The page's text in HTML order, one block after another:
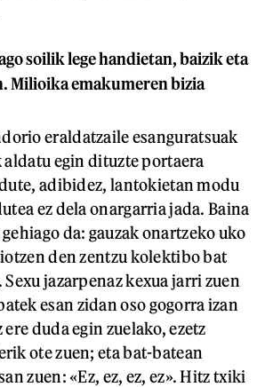
soilik lege handietan, baizik eta
Milioika emakumeren bizia
eraldatzaile esanguratsuak
aldatu egin dituzte portaera
adibidez, lantokietan modu
ez dela onargarria jada. Baina
da: gauzak onartzeko uko
den zentzu kolektibo bat
Sexu jazarpenaz kexua jarri zuen
esan zidan oso gogorra izan
duda egin zuelako, ezetz
ote zuen; eta bat-batean
zuen: «Ez, ez, ez, ez». Hitz txiki